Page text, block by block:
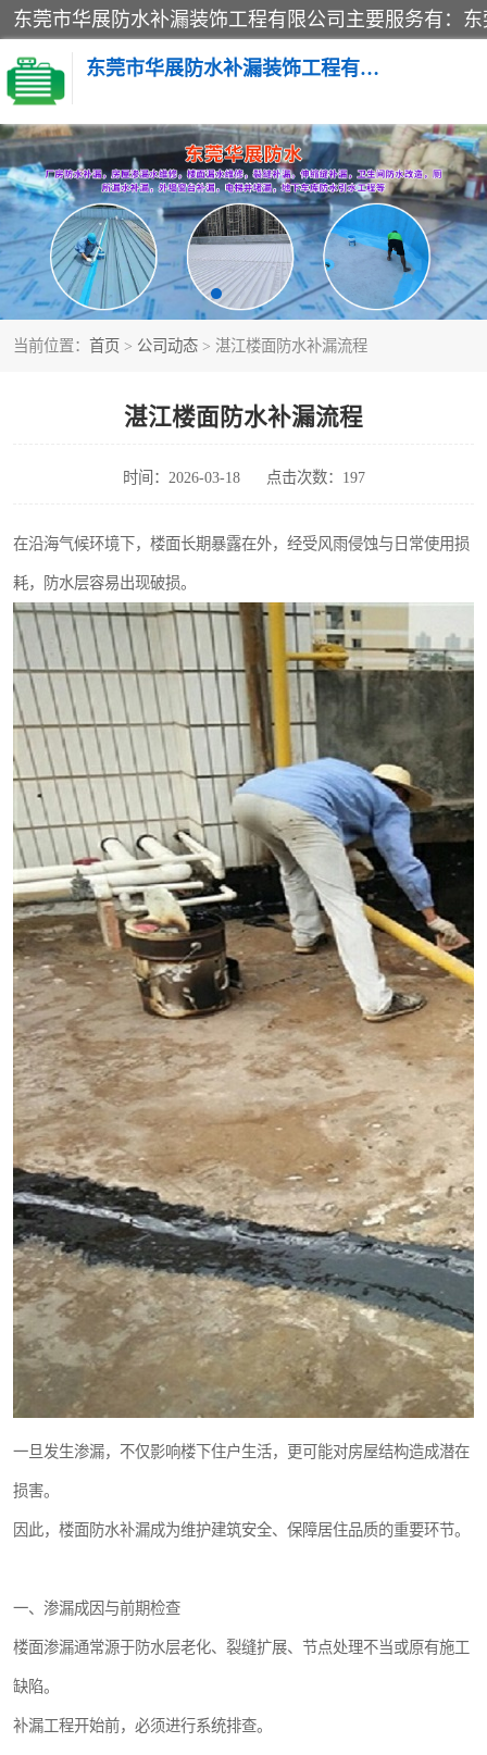
东莞市华展防水补漏装饰工程有限公司
当前位置： 首页 > 公司动态 > 湛江楼面防水补漏流程
湛江楼面防水补漏流程
时间：2026-03-18 点击次数：197
在沿海气候环境下，楼面长期暴露在外，经受风雨侵蚀与日常使用损
耗，防水层容易出现破损。
一旦发生渗漏，不仅影响楼下住户生活，更可能对房屋结构造成潜在
损害。
因此，楼面防水补漏成为维护建筑安全、保障居住品质的重要环节。
一、渗漏成因与前期检查
楼面渗漏通常源于防水层老化、裂缝扩展、节点处理不当或原有施工
缺陷。
补漏工程开始前，必须进行系统排查。
楼面防水补漏
阳台卫生间防水补漏
金属房搭建及补漏